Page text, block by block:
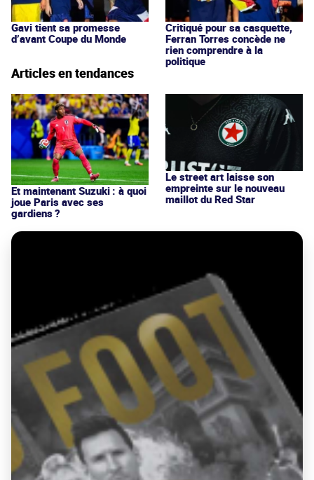
Gavi tient sa promesse
d’avant Coupe du Monde
Critiqué pour sa casquette,
Ferran Torres concède ne
rien comprendre à la
politique
Articles en tendances
Et maintenant Suzuki : à quoi
joue Paris avec ses
gardiens ?
Le street art laisse son
empreinte sur le nouveau
maillot du Red Star